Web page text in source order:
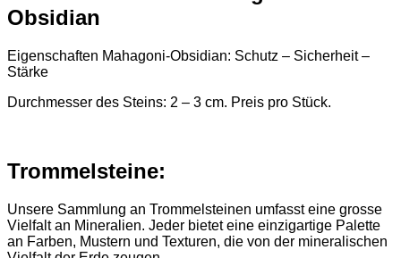
Obsidian
Eigenschaften Mahagoni-Obsidian: Schutz – Sicherheit –
Stärke
Durchmesser des Steins: 2 – 3 cm. Preis pro Stück.
Trommelsteine:
Unsere Sammlung an Trommelsteinen umfasst eine grosse
Vielfalt an Mineralien. Jeder bietet eine einzigartige Palette
an Farben, Mustern und Texturen, die von der mineralischen